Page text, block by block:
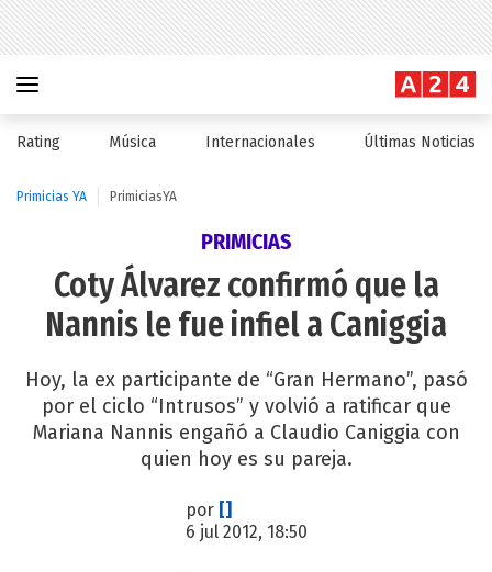
Rating Música Internacionales Últimas Noticias
Primicias YA PrimiciasYA
PRIMICIAS
Coty Álvarez confirmó que la
Nannis le fue infiel a Caniggia
Hoy, la ex participante de “Gran Hermano”, pasó
por el ciclo “Intrusos” y volvió a ratificar que
Mariana Nannis engañó a Claudio Caniggia con
quien hoy es su pareja.
por []
6 jul 2012, 18:50